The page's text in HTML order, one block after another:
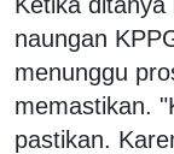
naungan
menunggu
memastikan.
pastikan.